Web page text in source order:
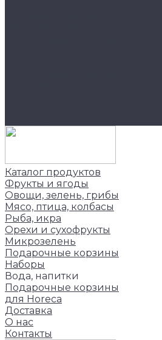
Каталог продуктов
Фрукты и ягоды
Овощи, зелень, грибы
Мясо, птица, колбасы
Рыба, икра
Орехи и сухофрукты
Микрозелень
Подарочные корзины
Наборы
Вода, напитки
Подарочные корзины
для Horeca
Доставка
О нас
Контакты